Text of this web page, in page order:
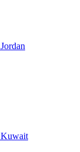
Jordan
Kuwait